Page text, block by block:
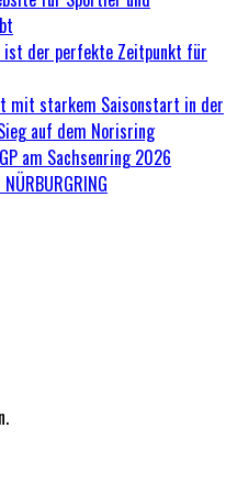
ist der perfekte Zeitpunkt für
mit starkem Saisonstart in der
auf dem Norisring
am Sachsenring 2026